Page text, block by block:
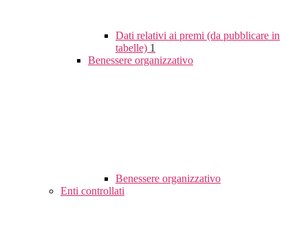
Dati relativi ai premi (da pubblicare in
tabelle) 1
Benessere organizzativo
Benessere organizzativo
Enti controllati